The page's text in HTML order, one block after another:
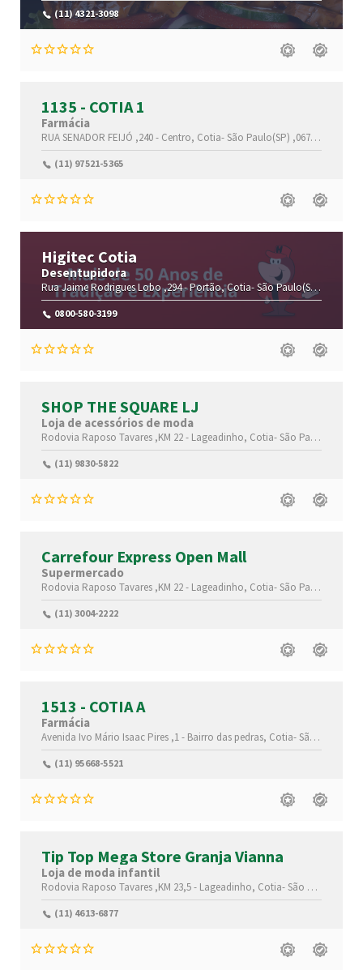
(11) 4321-3098
1135 - COTIA 1
Farmácia
RUA SENADOR FEIJÓ ,240 - Centro, Cotia-São Paulo(SP) ,06700-075
(11) 97521-5365
Higitec Cotia
Desentupidora
Rua Jaime Rodrigues Lobo ,294 -Portão,Cotia-São Paulo(SP)
0800-580-3199
SHOP THE SQUARE LJ
Loja de acessórios de moda
Rodovia Raposo Tavares ,KM 22 - Lageadinho, Cotia-São Paulo(SP)
(11) 9830-5822
Carrefour Express Open Mall
Supermercado
Rodovia Raposo Tavares ,KM 22 - Lageadinho, Cotia-São Paulo(SP)
(11) 3004-2222
1513 - COTIA A
Farmácia
Avenida Ivo Mário Isaac Pires ,1 - Bairro das pedras, Cotia-São Paulo(SP)
(11) 95668-5521
Tip Top Mega Store Granja Vianna
Loja de moda infantil
Rodovia Raposo Tavares ,KM 23,5 - Lageadinho, Cotia-São Paulo(SP)
(11) 4613-6877